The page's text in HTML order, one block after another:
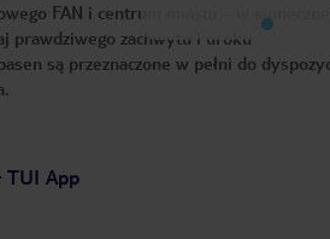
FAN i centrum miasta – w słonecznej
prawdziwego zachwytu i uroku
są przeznaczone w pełni do
TUI App